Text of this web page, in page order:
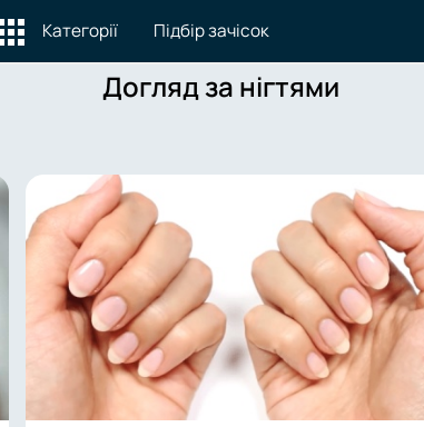
Категорії Підбір зачісок
Догляд за нігтями